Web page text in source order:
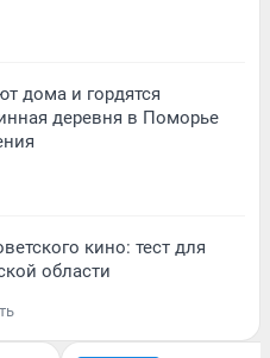
дома и гордятся
деревня в Поморье
кино: тест для
области